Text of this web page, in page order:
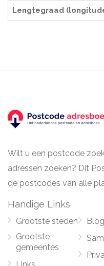
Lengtegraad
Wilt u een postcode
adressen zoeken? Dit
de postcodes van alle
Handige Links
Grootste steden
Grootste
gemeentes